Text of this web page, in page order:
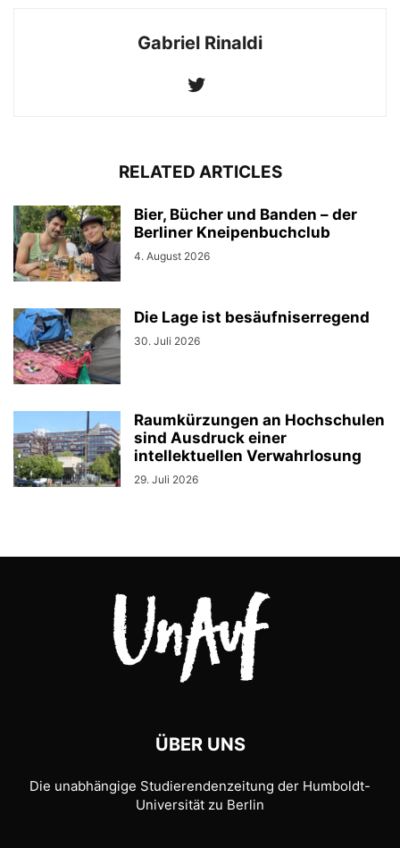
Gabriel Rinaldi
RELATED ARTICLES
Bier, Bücher und Banden – der
Berliner Kneipenbuchclub
4. August 2026
Die Lage ist besäufniserregend
30. Juli 2026
Raumkürzungen an Hochschulen
sind Ausdruck einer
intellektuellen Verwahrlosung
29. Juli 2026
ÜBER UNS
Die unabhängige Studierendenzeitung der Humboldt-
Universität zu Berlin